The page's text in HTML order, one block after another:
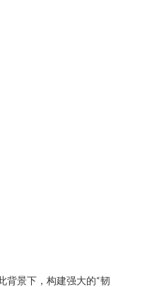
背景下，构建强大的“韧